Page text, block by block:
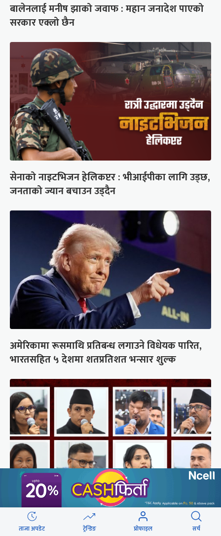
बालेनलाई मनीष झाको जवाफ : महान जनादेश पाएको
सरकार एक्लो छैन
सेनाको नाइटभिजन हेलिकप्टर : भीआईपीका लागि उड्छ,
जनताको ज्यान बचाउन उड्दैन
अमेरिकामा रूसमाथि प्रतिबन्ध लगाउने विधेयक पारित,
भारतसहित ५ देशमा शतप्रतिशत भन्सार शुल्क
संसद्‍मा रास्वपा सांसदले खोजे सरकार
ताजा अपडेट ट्रेन्डिङ प्रोफाइल सर्च